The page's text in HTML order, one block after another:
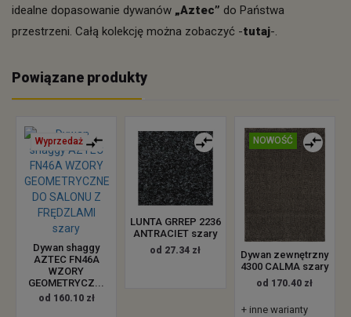
idealne dopasowanie dywanów „Aztec” do Państwa
przestrzeni. Całą kolekcję można zobaczyć -tutaj-.
Powiązane produkty
Wyprzedaż
Dywan shaggy
AZTEC FN46A
WZORY
GEOMETRYCZ...
od 160.10 zł
LUNTA GRREP 2236
ANTRACIET szary
od 27.34 zł
NOWOŚĆ
Dywan zewnętrzny
4300 CALMA szary
od 170.40 zł
+ inne warianty